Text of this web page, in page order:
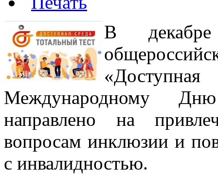
В
Международному
направлено на
вопросам инклюзии и
с инвалидностью.